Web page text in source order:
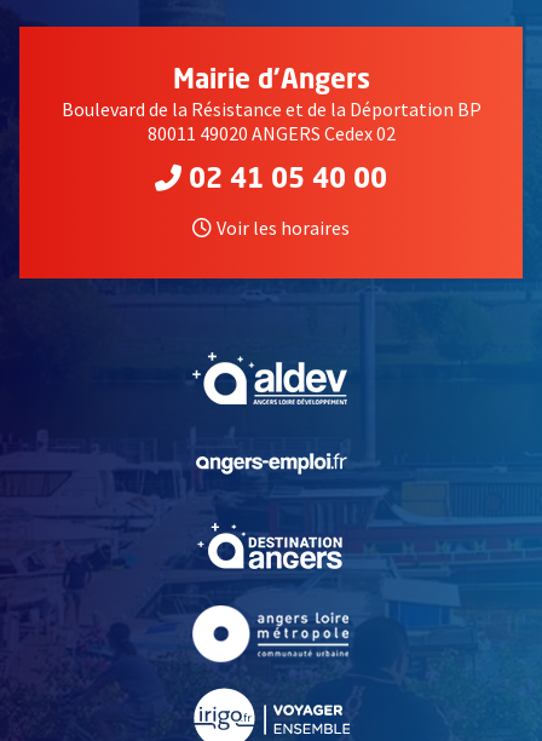
Mairie d'Angers
Boulevard de la Résistance et de la Déportation BP
80011 49020 ANGERS Cedex 02
02 41 05 40 00
Voir les horaires
, Ouvre une nouvelle
, Ouvre une nouvelle